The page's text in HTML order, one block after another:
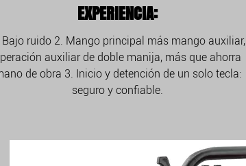
EXPERIENCIA:
Bajo ruido 2. Mango principal más mango auxiliar,
auxiliar de doble manija, más que ahorra
de obra 3. Inicio y detención de un solo tecla:
seguro y confiable.